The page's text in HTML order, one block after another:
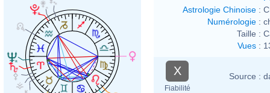
Astrologie Chinoise :
Numérologie :
Taille :
Vues :
X
Fiabilité
Source :